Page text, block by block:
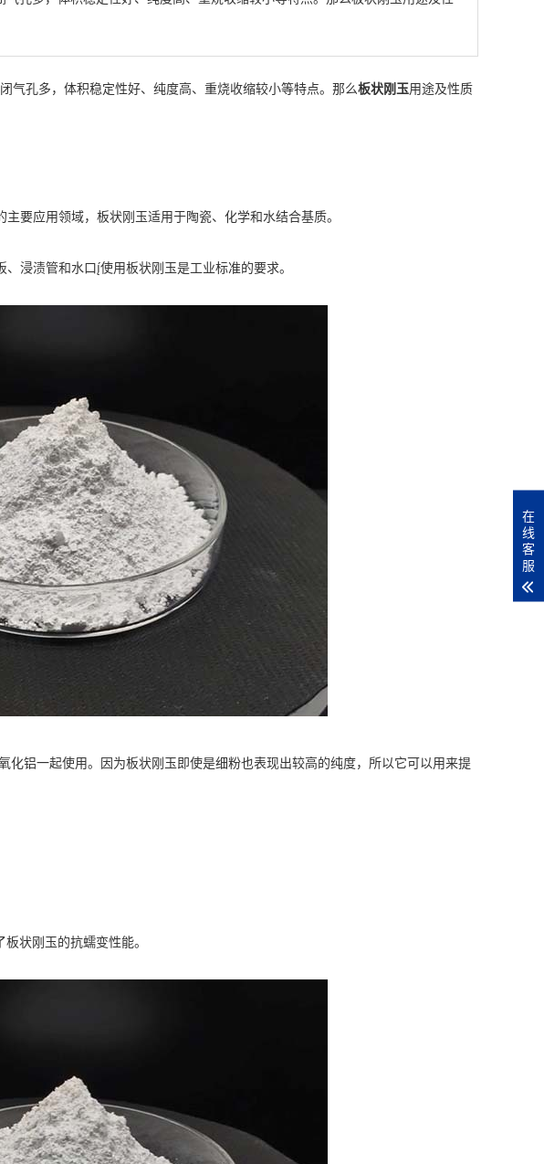
孔多，体积稳定性好、纯度高、重烧收缩较小等特点。那么板状刚玉用途及性质
应用领域，板状刚玉适用于陶瓷、化学和水结合基质。
渍管和水口使用板状刚玉是工业标准的要求。
铝一起使用。因为板状刚玉即使是细粉也表现出较高的纯度，所以它可以用来提
状刚玉的抗蠕变性能。
在
线
客
服